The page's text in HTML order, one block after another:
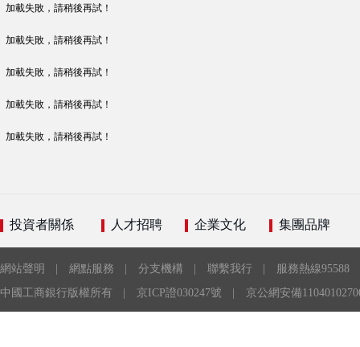
加載失敗，請稍後再試！
加載失敗，請稍後再試！
加載失敗，請稍後再試！
加載失敗，請稍後再試！
加載失敗，請稍後再試！
投資者關係 人才招聘 企業文化 集團品牌
網站聲明 網點服務 分支機構 聯繫我行
服務熱線95588
中國工商銀行版權所有
京ICP證030247號 京公網安備